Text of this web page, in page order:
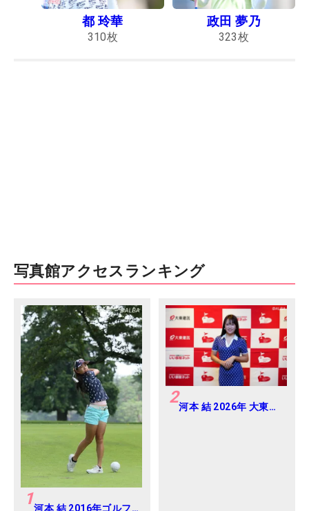
都 玲華
310枚
政田 夢乃
323枚
写真館アクセスランキング
1河本 結 2016年ゴルフ
2河本 結 2026年 大東建